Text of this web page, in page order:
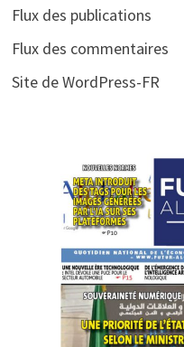
Flux des publications
Flux des commentaires
Site de WordPress-FR